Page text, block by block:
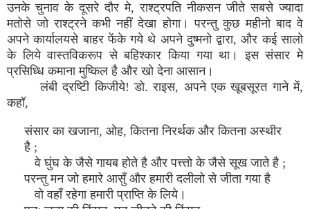
उनके चुनाव के दूसरे दौर मे, राश्ट्रपति नीकसन जीते सबसे ज्यादा
मतोसे जो राश्ट्रने कभी नहीं देखा होगा। परन्तु कुछ महीनो बाद वे
अपने कार्यालयसे बाहर फेंके गये थे अपने दुष्मनो द्वारा, और कई सालो
के लिये वास्तविकरूप से बहिश्कार किया गया था। इस संसार मे
प्रसिध्धि कमाना मुष्किल है और खो देना आसान।
लंबी द्रष्टिी किजीये! डो. राइस, अपने एक खूबसूरत गाने में,
कहॉ,
संसार का खजाना, ओह, कितना निरर्थक और कितना अस्थीर
है ;
वे घुंघ के जैसे गायब होते है और पत्त्तो के जैसे सूख जाते है ;
परन्तु मन जो हमारे आसुँ और हमारी दलीलो से जीता गया है
वो वहाँ रहेगा हमारी प्राप्ति के लिये।